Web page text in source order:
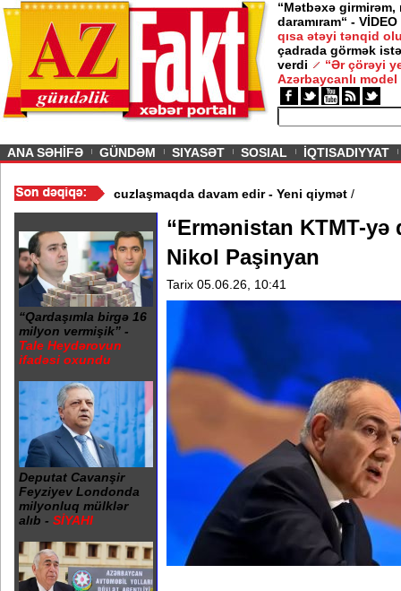
“Mətbəxə girmirəm,
daramıram“ - VİDEO
qısa ətəyi tənqid
çadrada görmək
verdi
“Ər çörəyi
Azərbaycanlı model
ANA SƏHİFƏ GÜNDƏM SIYASƏT SOSIAL İQTISADIYYAT
/ Azərbaycan nefti ucuzlaşmaqda davam edir - Yeni qiymət
“Qardaşımla birgə 16
milyon vermişik” -
Tale Heydərovun
ifadəsi oxundu
Deputat Cavanşir
Feyziyev Londonda
milyonluq mülklər
alıb - SİYAHI
“Ermənistan KTMT-yə
Nikol Paşinyan
Tarix 05.06.26, 10:41